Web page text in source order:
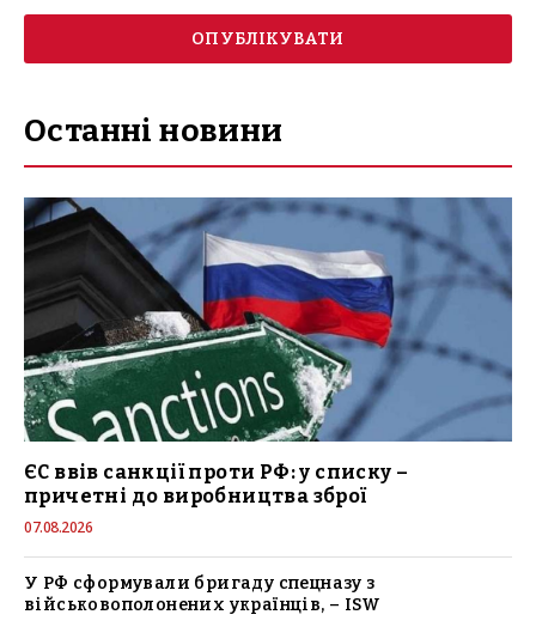
Останні новини
ЄС ввів санкції проти РФ: у списку –
причетні до виробництва зброї
07.08.2026
У РФ сформували бригаду спецназу з
військовополонених українців, – ISW